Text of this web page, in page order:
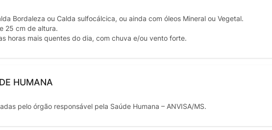
Bordaleza ou Calda sulfocálcica, ou ainda com óleos Mineral ou Vegetal.
25 cm de altura.
horas mais quentes do dia, com chuva e/ou vento forte.
HUMANA
pelo órgão responsável pela Saúde Humana – ANVISA/MS.